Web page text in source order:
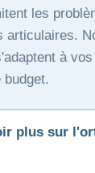
les
articulaires.
à
budget.
plus sur